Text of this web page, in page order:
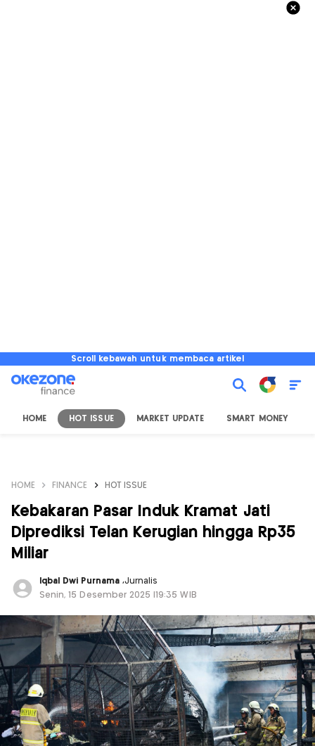
Scroll kebawah untuk membaca artikel
HOME HOT ISSUE MARKET UPDATE SMART MONEY
HOME FINANCE HOT ISSUE
Kebakaran Pasar Induk Kramat Jati
Diprediksi Telan Kerugian hingga Rp35
Miliar
Iqbal Dwi Purnama ,Jurnalis
Senin, 15 Desember 2025 |19:35 WIB